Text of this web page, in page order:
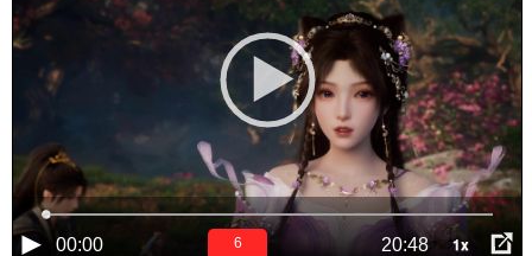
00:00 20:48 1x
6